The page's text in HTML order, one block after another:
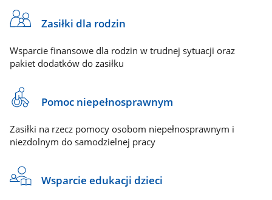
Zasiłki dla rodzin
Wsparcie finansowe dla rodzin w trudnej sytuacji oraz
pakiet dodatków do zasiłku
Pomoc niepełnosprawnym
Zasiłki na rzecz pomocy osobom niepełnosprawnym i
niezdolnym do samodzielnej pracy
Wsparcie edukacji dzieci